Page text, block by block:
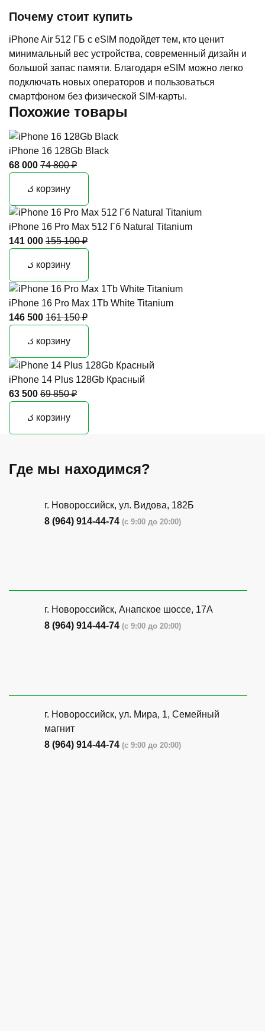
Почему стоит купить
iPhone Air 512 ГБ с eSIM подойдет тем, кто ценит
минимальный вес устройства, современный дизайн и
большой запас памяти. Благодаря eSIM можно легко
подключать новых операторов и пользоваться
смартфоном без физической SIM-карты.
Похожие товары
iPhone 16 128Gb Black
68 000 74 800 ₽
В корзину
iPhone 16 Pro Max 512 Гб Natural Titanium
141 000 155 100 ₽
В корзину
iPhone 16 Pro Max 1Tb White Titanium
146 500 161 150 ₽
В корзину
iPhone 14 Plus 128Gb Красный
63 500 69 850 ₽
В корзину
Где мы находимся?
г. Новороссийск, ул. Видова, 182Б
8 (964) 914-44-74 (с 9:00 до 20:00)
г. Новороссийск, Анапское шоссе, 17А
8 (964) 914-44-74 (с 9:00 до 20:00)
г. Новороссийск, ул. Мира, 1, Семейный
магнит
8 (964) 914-44-74 (с 9:00 до 20:00)